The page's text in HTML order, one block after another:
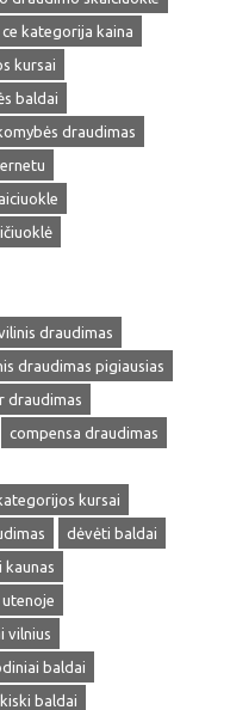
ce kategorija kaina
kursai
baldai
draudimas
draudimas
draudimas pigiausias
draudimas
compensa draudimas
kursai
dėvėti baldai
kaunas
vilnius
baldai
baldai